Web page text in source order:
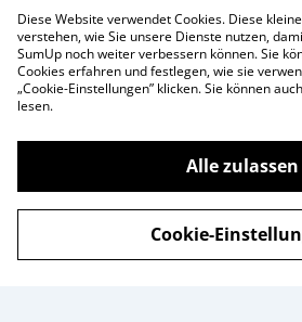
Öffnungszeiten
Impressum
Produkte
Enchanté Store - Thun
Diese Website verwendet Cookies. Diese
verstehen, wie Sie unsere Dienste nutzen,
SumUp noch weiter verbessern können. Sie
Cookies erfahren und festlegen, wie sie
„Cookie-Einstellungen” klicken. Sie können
lesen.
Alle zulassen
Cookie-